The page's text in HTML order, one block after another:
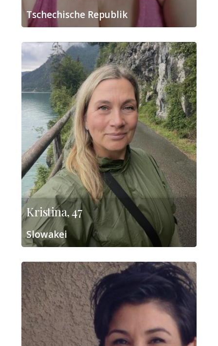
Tschechische Republik
Kristina, 47
Slowakei